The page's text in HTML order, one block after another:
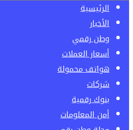
الرئيسية
الأخبار
وطن رقمي
أسعار العملات
هواتف محمولة
شركات
بنوك رقمية
أمن المعلومات